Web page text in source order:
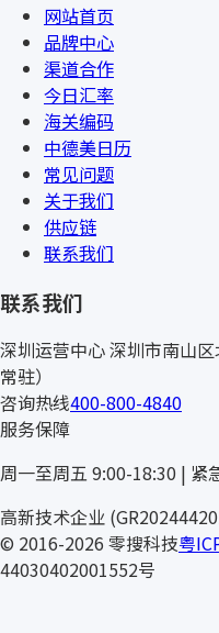
网站首页
品牌中心
渠道合作
今日汇率
海关编码
中德美日历
常见问题
关于我们
供应链
联系我们
联系我们
深圳运营中心深圳市南山
常驻）
咨询热线400-800-4840
服务保障
周一至周五 9:00-18:30 | 紧
高新技术企业
© 2016-2026 零搜科技粤
44030402001552号